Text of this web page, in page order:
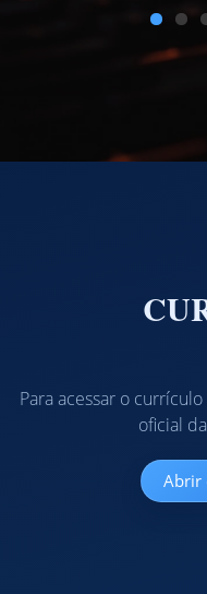
Para acessar o
oficial
Abrir